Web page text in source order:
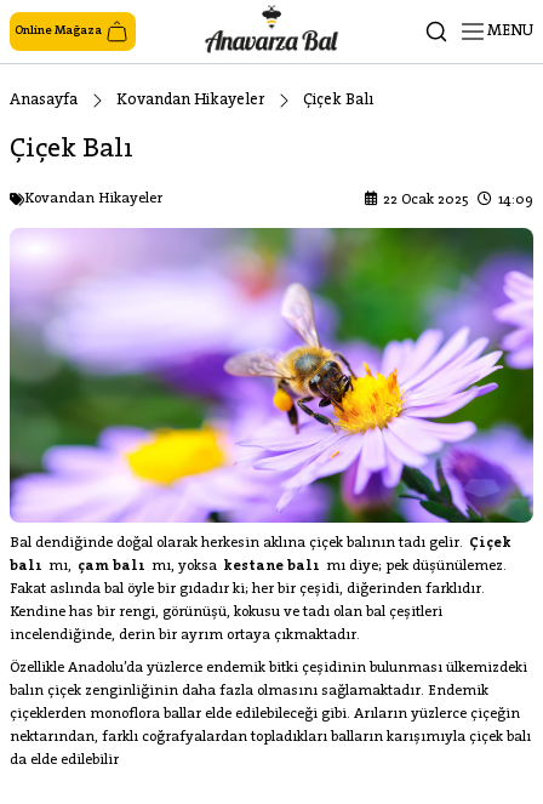
Online Mağaza MENU
Anasayfa Kovandan Hikayeler Çiçek Balı
Çiçek Balı
Kovandan Hikayeler 22 Ocak 2025 14:09
Bal dendiğinde doğal olarak herkesin aklına çiçek balının tadı gelir. Çiçek
balı mı, çam balı mı, yoksa kestane balı mı diye; pek düşünülemez.
Fakat aslında bal öyle bir gıdadır ki; her bir çeşidi, diğerinden farklıdır.
Kendine has bir rengi, görünüşü, kokusu ve tadı olan bal çeşitleri
incelendiğinde, derin bir ayrım ortaya çıkmaktadır.
Özellikle Anadolu’da yüzlerce endemik bitki çeşidinin bulunması ülkemizdeki
balın çiçek zenginliğinin daha fazla olmasını sağlamaktadır. Endemik
çiçeklerden monoflora ballar elde edilebileceği gibi. Arıların yüzlerce çiçeğin
nektarından, farklı coğrafyalardan topladıkları balların karışımıyla çiçek balı
da elde edilebilir